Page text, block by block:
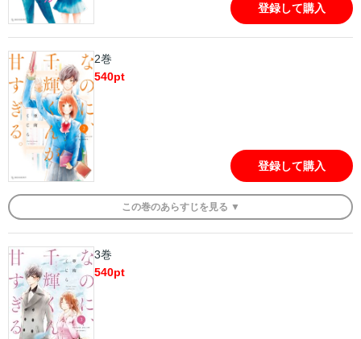
登録して購入
2巻
540pt
登録して購入
この巻のあらすじを 見る ▼
3巻
540pt